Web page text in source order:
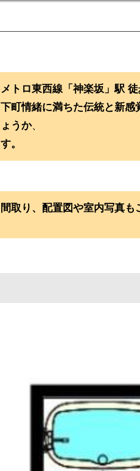
メトロ東西線「神楽
下町情緒に満ちた伝統と新感
ょうか、
都心のセカ
す。
間取り、配置図や室内写真も